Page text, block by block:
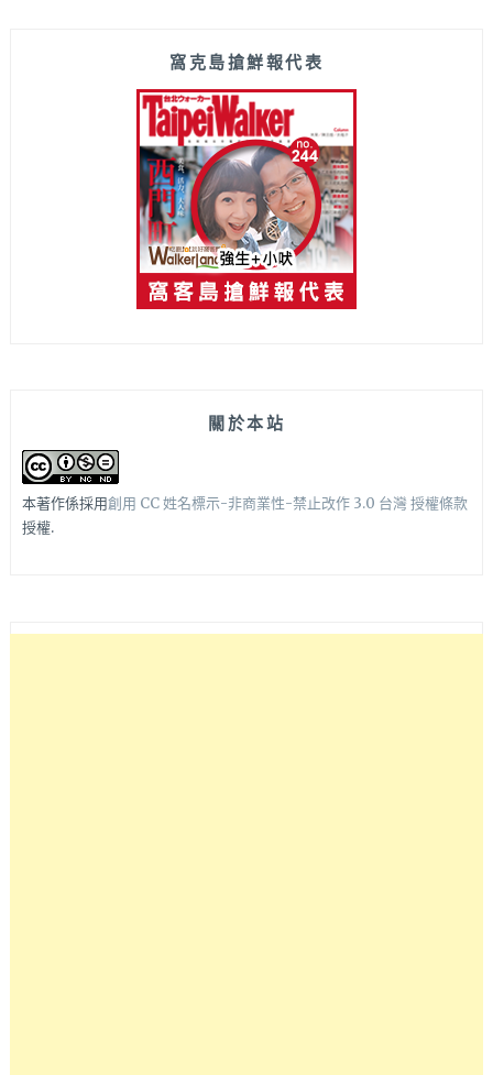
窩克島搶鮮報代表
關於本站
本著作係採用創用 CC 姓名標示-非商業性-禁止改作 3.0 台灣 授權條款
授權.